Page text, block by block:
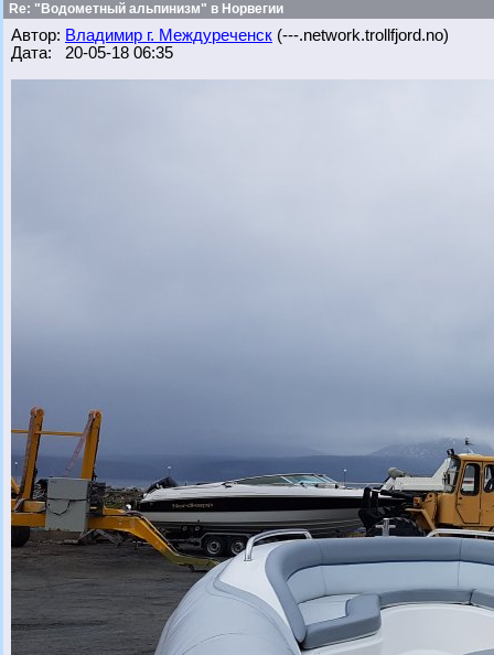
Re: "Водометный альпинизм" в Норвегии
Автор: Владимир г. Междуреченск (---.network.trollfjord.no)
Дата: 20-05-18 06:35